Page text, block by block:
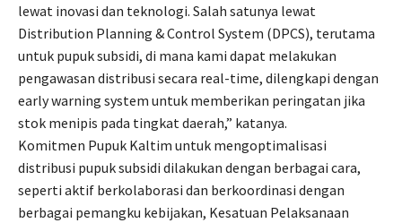
lewat inovasi dan teknologi. Salah satunya lewat
Distribution Planning & Control System (DPCS), terutama
untuk pupuk subsidi, di mana kami dapat melakukan
pengawasan distribusi secara real-time, dilengkapi dengan
early warning system untuk memberikan peringatan jika
stok menipis pada tingkat daerah,” katanya.
Komitmen Pupuk Kaltim untuk mengoptimalisasi
distribusi pupuk subsidi dilakukan dengan berbagai cara,
seperti aktif berkolaborasi dan berkoordinasi dengan
berbagai pemangku kebijakan, Kesatuan Pelaksanaan